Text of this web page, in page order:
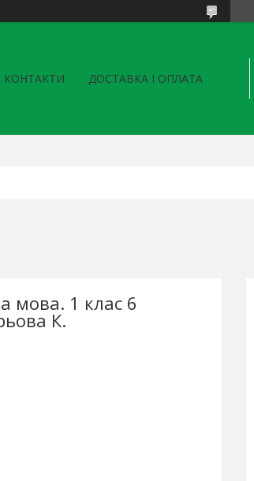
КОНТАКТИ ДОСТАВКА І ОПЛАТА
мова. 1 клас 6
К.